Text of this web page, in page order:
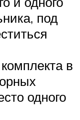
под
в
одного